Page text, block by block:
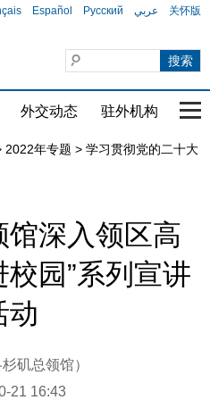
Español Русский عربي 关怀版
外交动态 驻外机构 国
2022年专题 > 学习贯彻党的二十大
深入领区高
园”系列宣讲
动
杉矶总领馆）
21 16:43